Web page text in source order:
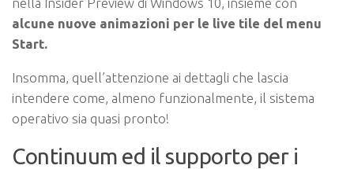
nella Insider Preview di Windows 10, insieme con
alcune nuove animazioni per le live tile del menu
Start.
Insomma, quell’attenzione ai dettagli che lascia
intendere come, almeno funzionalmente, il sistema
operativo sia quasi pronto!
Continuum ed il supporto per i